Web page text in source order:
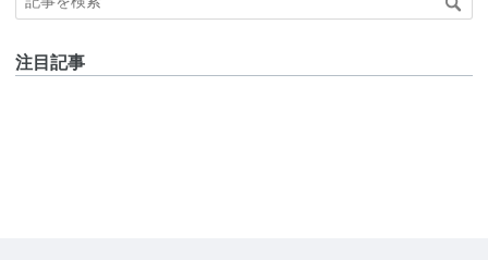
注目記事